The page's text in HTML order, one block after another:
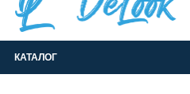
КАТАЛОГ